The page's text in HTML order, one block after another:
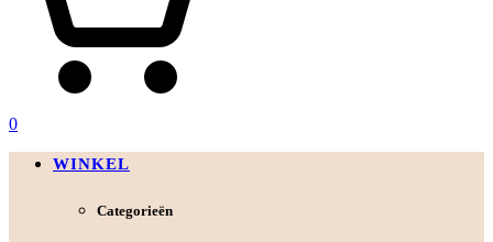
0
WINKEL
Categorieën